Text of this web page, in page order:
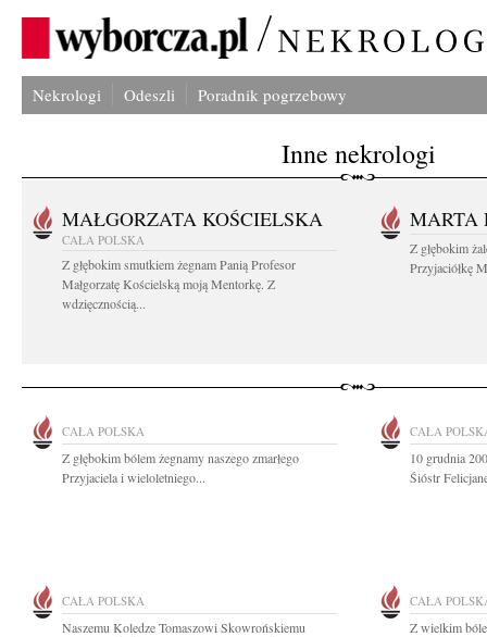
Nekrologi Odeszli Poradnik pogrzebowy
Inne nekrologi
MAŁGORZATA KOŚCIELSKA
CAŁA POLSKA
Z głębokim smutkiem żegnam Panią Profesor
Małgorzatę Kościelską moją Mentorkę. Z
wdzięcznością...
MARTA
Z głębokim
Przyjaciółkę
CAŁA POLSKA
Z głębokim bólem żegnamy naszego zmarłego
Przyjaciela i wieloletniego...
CAŁA
10 grudnia
Śióstr
CAŁA POLSKA
Naszemu Koledze Tomaszowi Skowrońskiemu
CAŁA
Z wielkim